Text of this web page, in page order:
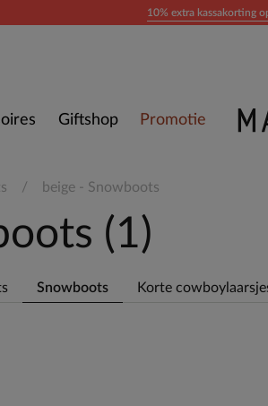
10% extra kassakorting
Giftshop Promotie
beige - Snowboots
(1)
Snowboots Korte